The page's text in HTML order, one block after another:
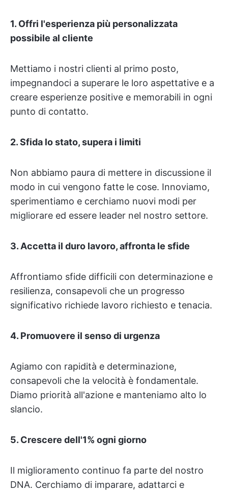
1. Offri l'esperienza più personalizzata
possibile al cliente
Mettiamo i nostri clienti al primo posto,
impegnandoci a superare le loro aspettative e a
creare esperienze positive e memorabili in ogni
punto di contatto.
2. Sfida lo stato, supera i limiti
Non abbiamo paura di mettere in discussione il
modo in cui vengono fatte le cose. Innoviamo,
sperimentiamo e cerchiamo nuovi modi per
migliorare ed essere leader nel nostro settore.
3. Accetta il duro lavoro, affronta le sfide
Affrontiamo sfide difficili con determinazione e
resilienza, consapevoli che un progresso
significativo richiede lavoro richiesto e tenacia.
4. Promuovere il senso di urgenza
Agiamo con rapidità e determinazione,
consapevoli che la velocità è fondamentale.
Diamo priorità all'azione e manteniamo alto lo
slancio.
5. Crescere dell'1% ogni giorno
Il miglioramento continuo fa parte del nostro
DNA. Cerchiamo di imparare, adattarci e